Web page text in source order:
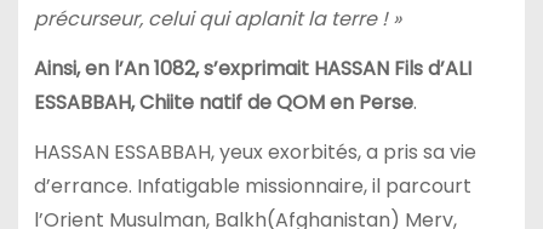
précurseur, celui qui aplanit la terre ! »
Ainsi, en l’An 1082, s’exprimait HASSAN Fils d’ALI
ESSABBAH, Chiite natif de QOM en Perse.
HASSAN ESSABBAH, yeux exorbités, a pris sa vie
d’errance. Infatigable missionnaire, il parcourt
l’Orient Musulman, Balkh(Afghanistan) Merv,